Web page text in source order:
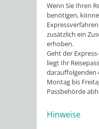
Wenn Sie Ihren
benötigen,
zusätzlich ein
erhoben.
Geht der
liegt Ihr
darauffolgenden
Montag bis
Passbehörde
Hinweise